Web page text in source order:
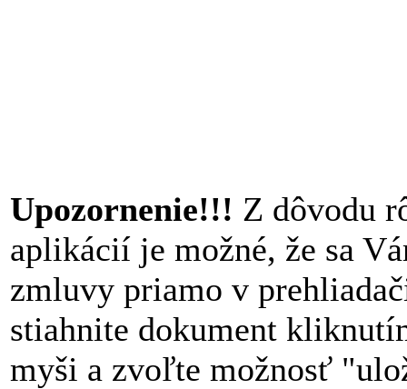
Upozornenie!!! Z dôvodu
aplikácií je možné, že sa
zmluvy priamo v
stiahnite dokument
myši a zvoľte možnosť